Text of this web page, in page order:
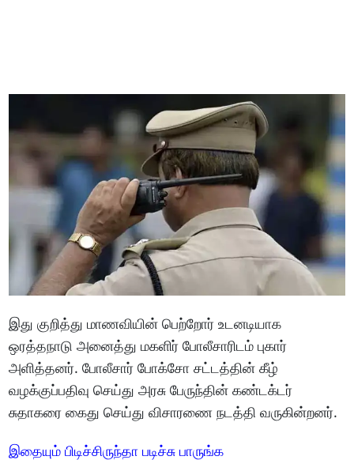
இது குறித்து மாணவியின் பெற்றோர் உடனடியாக
ஒரத்தநாடு அனைத்து மகளிர் போலீசாரிடம் புகார்
அளித்தனர். போலீசார் போக்சோ சட்டத்தின் கீழ்
வழக்குப்பதிவு செய்து அரசு பேருந்தின் கண்டக்டர்
சுதாகரை கைது செய்து விசாரணை நடத்தி வருகின்றனர்.
இதையும் பிடிச்சிருந்தா படிச்சு பாருங்க